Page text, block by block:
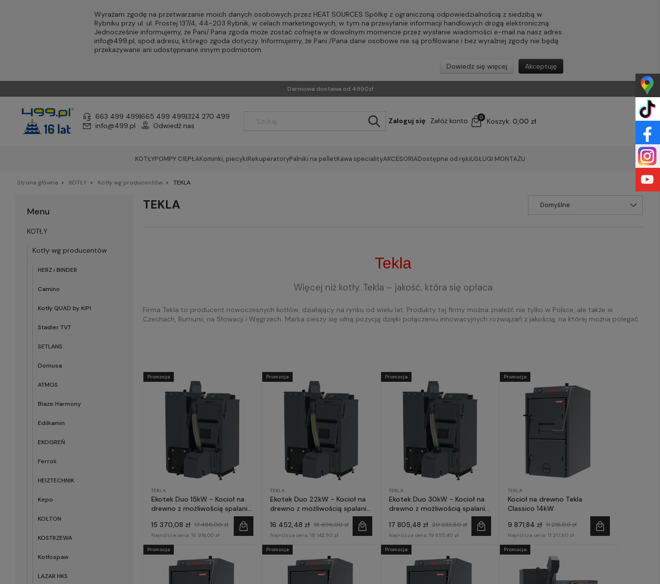
Wyrażam zgodę na przetwarzanie moich danych osobowych przez HEAT SOURCES Spółkę z ograniczoną odpowiedzialnością z siedzibą w
Rybniku przy ul. ul. Prostej 137/4, 44-203 Rybnik, w celach marketingowych, w tym na przesyłanie informacji handlowych drogą elektroniczną.
Jednocześnie informujemy, że Pani/ Pana zgoda może zostać cofnięta w dowolnym momencie przez wysłanie wiadomości e-mail na nasz adres:
info@499.pl, spod adresu, którego zgoda dotyczy. Informujemy, że Pani /Pana dane osobowe nie są profilowane i bez wyraźnej zgody nie będą
przekazywane ani udostępniane innym podmiotom.
Akceptuję
Dowiedz się więcej
Darmowa dostawa od 4990zł
663 499 499|665 499 499|324 270 499
info@499.pl
Odwiedź nas
Zaloguj się Załóż konto Koszyk: 0,00 zł
0
KOTŁYPOMPY CIEPŁAKominki, piecykiRekuperatoryPalniki na pelletKawa specialityAKCESORIADostępne od rękiUSŁUGI MONTAŻU
Strona główna KOTŁY Kotły wg producentów TEKLA
Menu
KOTŁY
Kotły wg producentów
HERZ i BINDER
Camino
Kotły QUAD by KIPI
Stadler TVT
SETLANS
Domusa
ATMOS
Blaze Harmony
Edilkamin
EKOGREŃ
Ferroli
HEIZTECHNIK
Kepo
KOŁTON
KOSTRZEWA
Kotłospaw
LAZAR HKS
TEKLA
Tekla
Więcej niż kotły. Tekla – jakość, która się opłaca
Firma Tekla to producent nowoczesnych kotłów, działający na rynku od wielu lat. Produkty tej firmy można znaleźć nie tylko w Polsce, ale także w
Czechach, Rumunii, na Słowacji i Węgrzech. Marka cieszy się silną pozycją dzięki połączeniu innowacyjnych rozwiązań z jakością, na której można polegać.
TEKLA
Ekotek Duo 15kW - Kocioł na
drewno z możliwością spalania
15 370,08 zł 17 466,00 zł
Najniższa cena: 16 974,00 zł
Promocja
TEKLA
Ekotek Duo 22kW - Kocioł na
drewno z możliwością spalania
16 452,48 zł 18 696,00 zł
Najniższa cena: 18 142,50 zł
Promocja
TEKLA
Ekotek Duo 30kW - Kocioł na
drewno z możliwością spalania
17 805,48 zł 20 233,50 zł
Najniższa cena: 19 655,40 zł
Promocja
TEKLA
Kocioł na drewno Tekla
Classico 14kW
9 871,84 zł 11 218,00 zł
Najniższa cena: 11 217,60 zł
Promocja
Promocja Promocja Promocja Promocja